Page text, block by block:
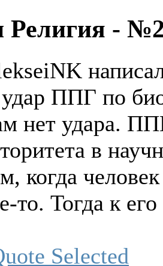
Религия -
ППГ по
нет удара.
в
когда
то. Тогда к